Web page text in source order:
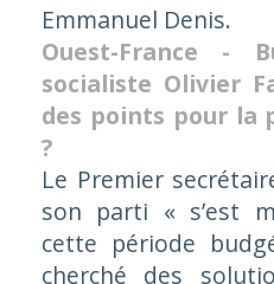
Emmanuel Denis.
Ouest-France -
socialiste Olivier
des points pour la
?
Le Premier
son parti « s’est
cette période
cherché des